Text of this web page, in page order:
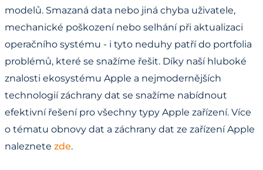
modelů. Smazaná data nebo jiná chyba uživatele,
mechanické poškození nebo selhání při aktualizaci
operačního systému - i tyto neduhy patří do portfolia
problémů, které se snažíme řešit. Díky naší hluboké
znalosti ekosystému Apple a nejmodernějších
technologií záchrany dat se snažíme nabídnout
efektivní řešení pro všechny typy Apple zařízení. Více
o tématu obnovy dat a záchrany dat ze zařízení Apple
naleznete zde.